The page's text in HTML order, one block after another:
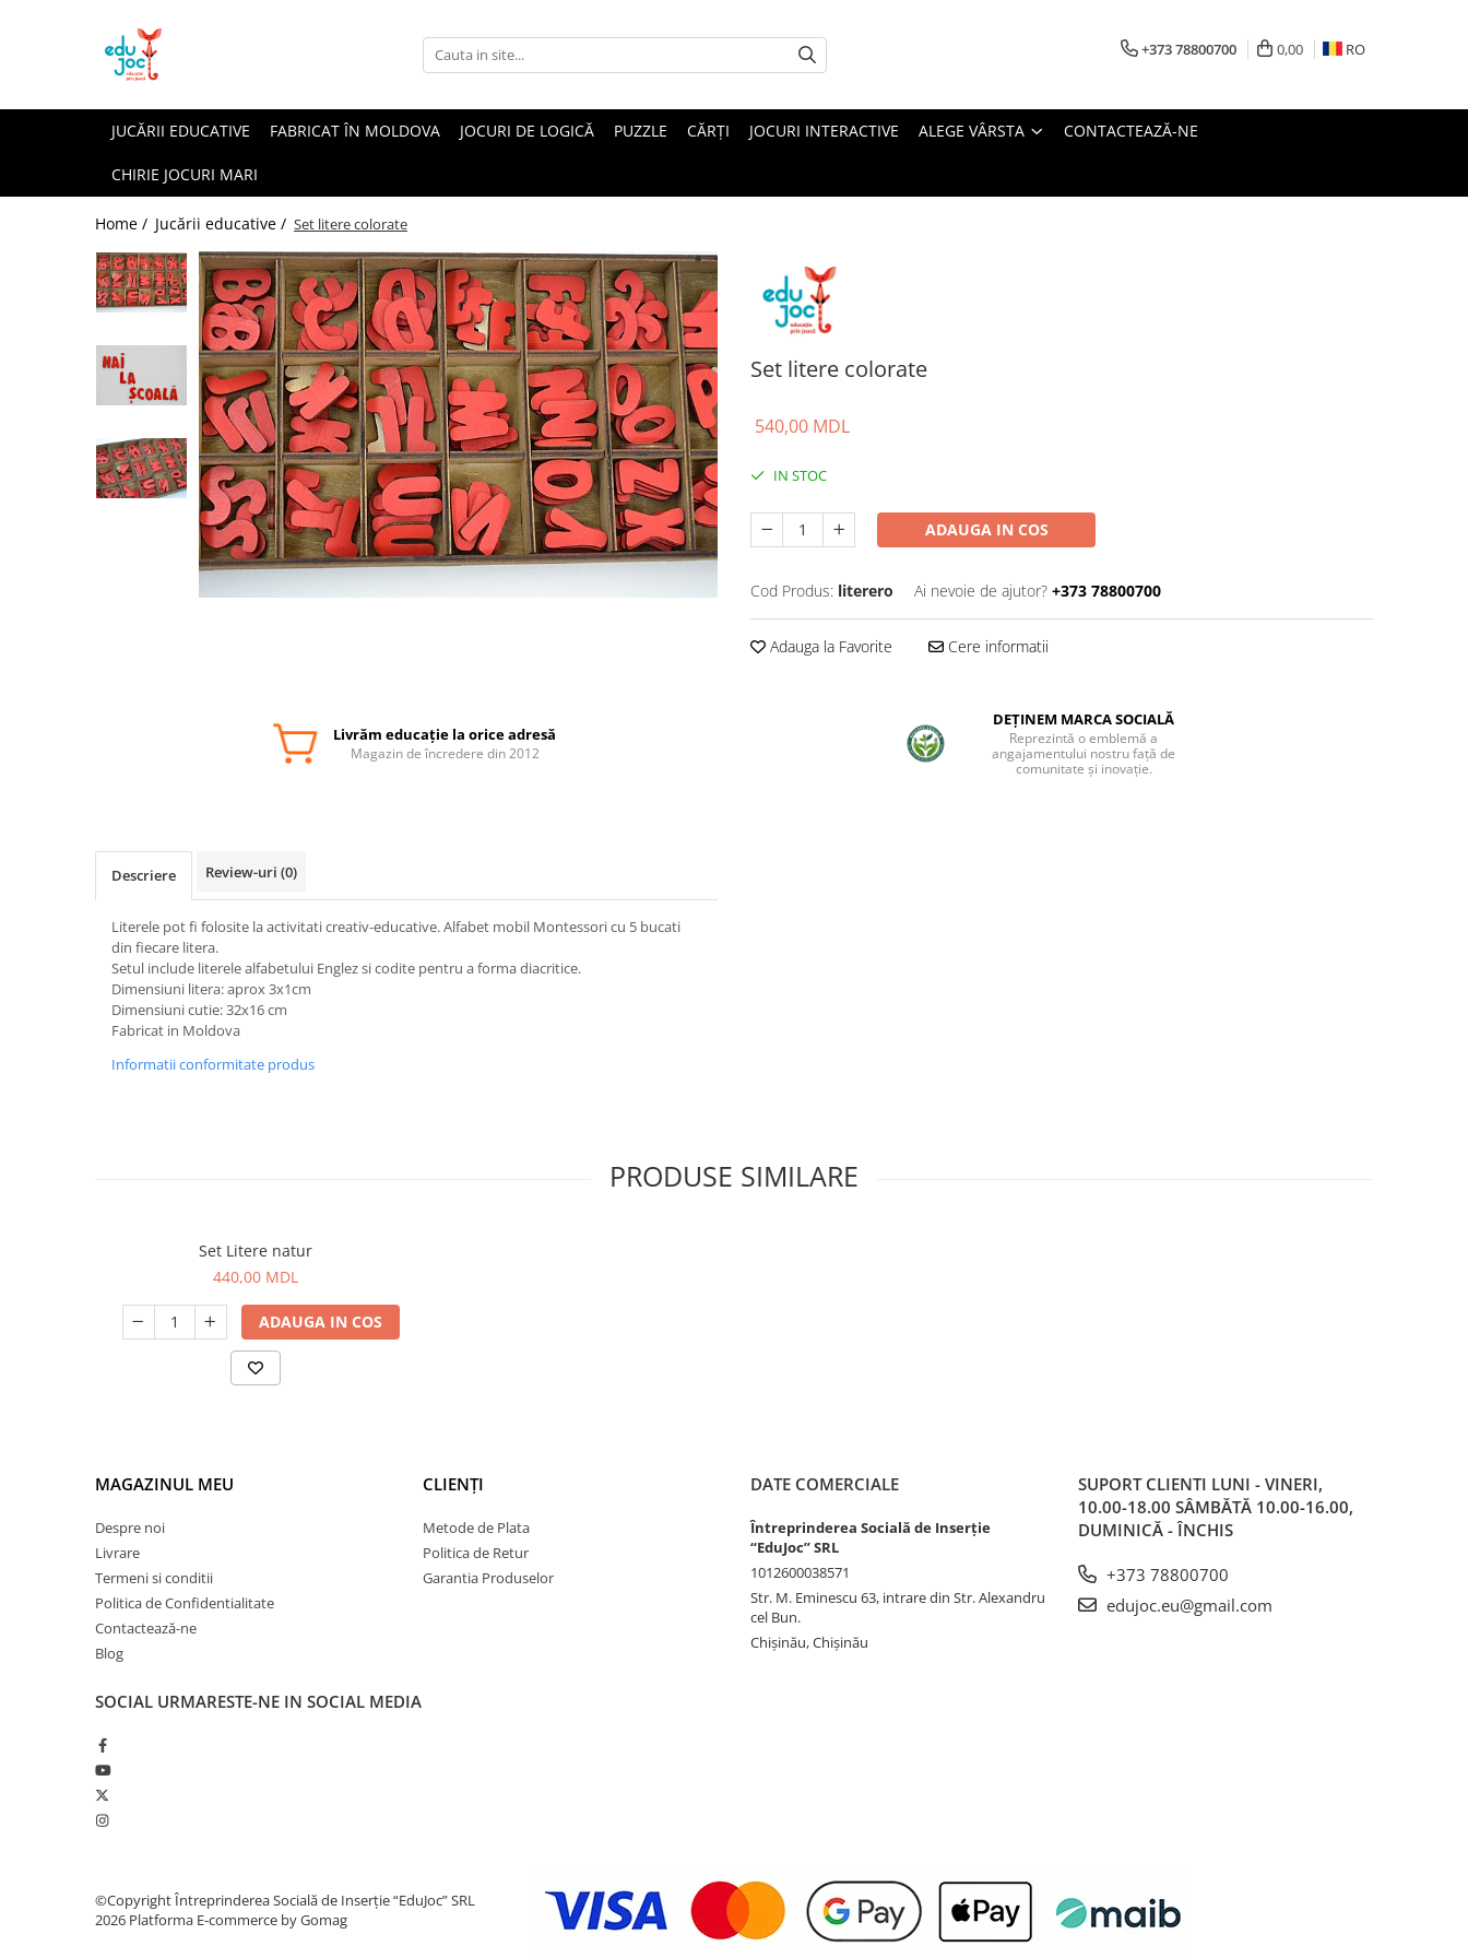
Alege Vârsta
+373 78800700 0,00 RO
JUCĂRII EDUCATIVE FABRICAT ÎN MOLDOVA JOCURI DE LOGICĂ PUZZLE CĂRȚI JOCURI INTERACTIVE ALEGE VÂRSTA CONTACTEAZĂ-NE
CHIRIE JOCURI MARI
Home / Jucării educative / Set litere colorate
Set litere colorate
540,00 MDL
IN STOC
ADAUGA IN COS
Cod Produs: literero Ai nevoie de ajutor? +373 78800700
Adauga la Favorite Cere informatii
Livrăm educație la orice adresă
Magazin de încredere din 2012
DEȚINEM MARCA SOCIALĂ
Reprezintă o emblemă a
angajamentului nostru față de
comunitate și inovație.
Descriere Review-uri (0)
Literele pot fi folosite la activitati creativ-educative. Alfabet mobil Montessori cu 5 bucati
din fiecare litera.
Setul include literele alfabetului Englez si codite pentru a forma diacritice.
Dimensiuni litera: aprox 3x1cm
Dimensiuni cutie: 32x16 cm
Fabricat in Moldova
Informatii conformitate produs
PRODUSE SIMILARE
Set Litere natur
440,00 MDL
ADAUGA IN COS
MAGAZINUL MEU
Despre noi
Livrare
Termeni si conditii
Politica de Confidentialitate
Contactează-ne
Blog
CLIENȚI
Metode de Plata
Politica de Retur
Garantia Produselor
DATE COMERCIALE
Întreprinderea Socială de Inserție
“EduJoc” SRL
1012600038571
Str. M. Eminescu 63, intrare din Str. Alexandru
cel Bun.
Chișinău, Chișinău
SUPORT CLIENTI LUNI - VINERI,
10.00-18.00 SÂMBĂTĂ 10.00-16.00,
DUMINICĂ - ÎNCHIS
+373 78800700
edujoc.eu@gmail.com
SOCIAL URMARESTE-NE IN SOCIAL MEDIA
©Copyright Întreprinderea Socială de Inserție “EduJoc” SRL
2026 Platforma E-commerce by Gomag